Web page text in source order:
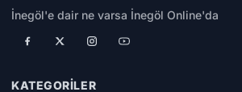
İnegöl'e dair ne varsa İnegöl Online'da
KATEGORILER